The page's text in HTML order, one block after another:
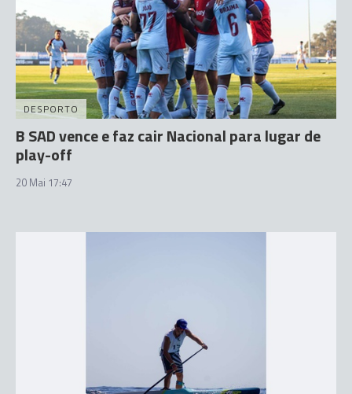
DESPORTO
B SAD vence e faz cair Nacional para lugar de
play-off
20 Mai 17:47